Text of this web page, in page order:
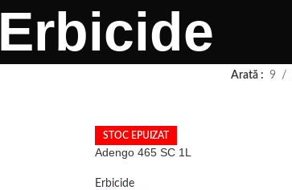
Erbicide
Arată 9
STOC EPUIZAT
Adengo 465 SC 1L
Erbicide